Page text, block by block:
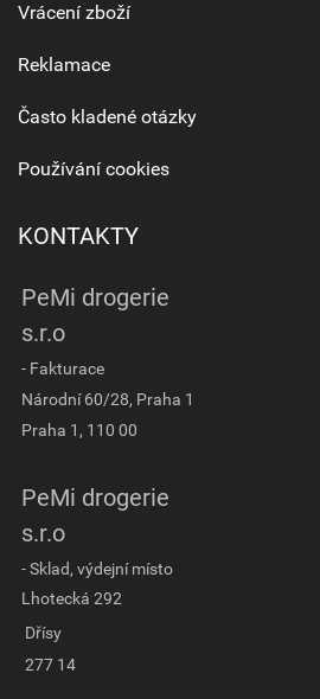
Vrácení zboží
Reklamace
Často kladené otázky
Používání cookies
KONTAKTY
PeMi drogerie
s.r.o
- Fakturace
Národní 60/28, Praha 1
Praha 1, 110 00
PeMi drogerie
s.r.o
- Sklad, výdejní místo
Lhotecká 292
Dřísy
277 14